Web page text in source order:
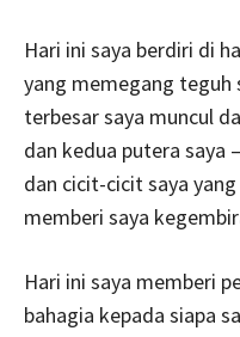
Hari ini saya berdiri di
yang memegang teguh
terbesar saya muncul
dan kedua putera saya
dan cicit-cicit saya
memberi saya
Hari ini saya memberi
bahagia kepada siapa